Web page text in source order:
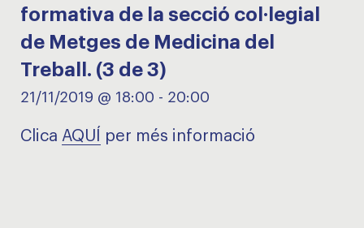
formativa de la secció col·legial
de Metges de Medicina del
Treball. (3 de 3)
21/11/2019 @ 18:00 - 20:00
Clica AQUÍ per més informació